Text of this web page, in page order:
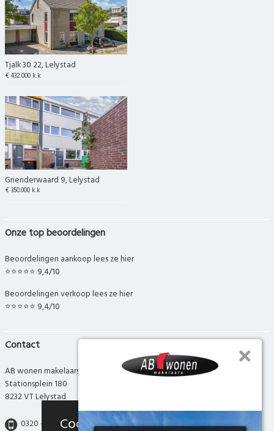
Tjalk 30 22, Lelystad
€ 432.000 k.k
Grienderwaard 9, Lelystad
€ 350.000 k.k
Onze top beoordelingen
Beoordelingen aankoop lees ze hier
⭐⭐⭐⭐⭐ 9,4/10
Beoordelingen verkoop lees ze hier
⭐⭐⭐⭐⭐ 9,4/10
Contact
AB wonen makelaars
Stationsplein 180
8232 VT Lelystad
0320 - 280 280Cookies